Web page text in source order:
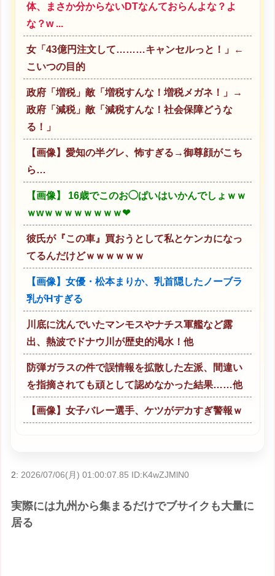
体、まさか分からないDTなんておらんよな？よ
な？w ...
女「43億円注文して………キャンセルっと！」←
こいつの目的
政府「増税」敵「増税すんな！増税メガネ！」→
政府「減税」敵「減税すんな！社会保障どうな
る！」
【画像】愛知の半グレ、怖すぎる→御尊顔がこち
ら…
【画像】 16歳でこのお◯ぱいはいかんでしょｗｗ
ｗwｗｗｗｗｗｗｗｗ❤
彼氏が『この車』買おうとして私とケンカになっ
てるんだけどｗｗｗｗｗｗ
【画像】女優・松本まりか、乳首隠したノーブラ
乳がHすぎる
川底に沈んでいたマンモスやナチス軍艦など露
出、熱波でドナウ川が歴史的渇水！他
防弾ガラスの件で誤情報を拡散した左派、間違い
を指摘されても頑として認めなかった結果……他
【画像】女子バレー選手、ケツがデカすぎ警報ｗ
2: 2026/07/06(月) 01:00:07.85 ID:K4wZJMlN0
実際には九州から集まるだけでブサイクも大量に
居る